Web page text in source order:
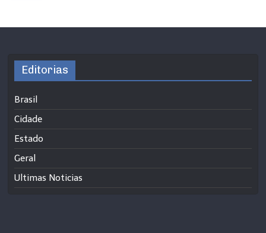
Editorias
Brasil
Cidade
Estado
Geral
Ultimas Noticias